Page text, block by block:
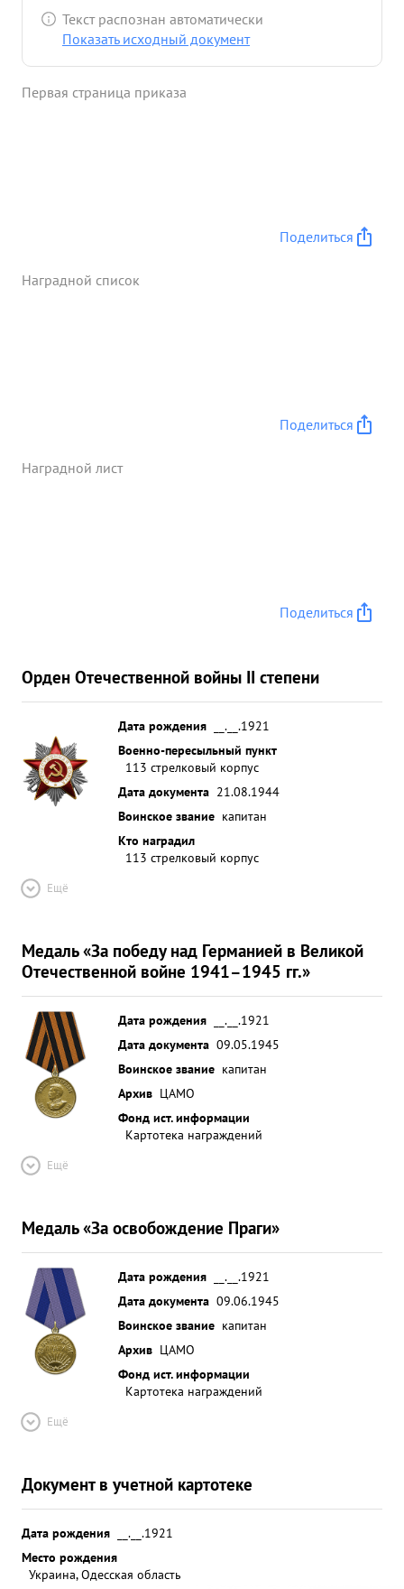
противнина Вышла радиостанция из строя, под
его руководством под обстрелом противника
имело возможность бесперебойно управлять
Текст распознан автоматически
Показать исходный документ
Первая страница приказа
Поделиться
Наградной список
Поделиться
Наградной лист
Поделиться
Орден Отечественной войны II степени
Дата рождения
__.__.1921
Военно-пересыльный пункт
113 стрелковый корпус
Дата документа 21.08.1944
Воинское звание капитан
Кто наградил
113 стрелковый корпус
Ещё
Медаль «За победу над Германией в Великой
Отечественной войне 1941–1945 гг.»
Дата рождения
__.__.1921
Дата документа 09.05.1945
Воинское звание капитан
Архив ЦАМО
Фонд ист. информации
Картотека награждений
Ещё
Медаль «За освобождение Праги»
Дата рождения
__.__.1921
Дата документа 09.06.1945
Воинское звание капитан
Архив ЦАМО
Фонд ист. информации
Картотека награждений
Ещё
Документ в учетной картотеке
Дата рождения
__.__.1921
Место рождения
Украина, Одесская область